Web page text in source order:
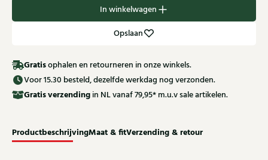
In winkelwagen
Opslaan
Gratisophalen en retourneren in onze winkels.
Voor 15.30 besteld, dezelfde werkdag nog verzonden.
Gratisverzending in NL vanaf 79,95* m.u.v sale artikelen.
ProductbeschrijvingMaat & fitVerzending & retour